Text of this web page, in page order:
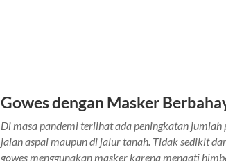
Gowes dengan Masker
Di masa pandemi terlihat ada peningkatan jumlah
jalan aspal maupun di jalur tanah. Tidak sedikit
gowes menggunakan masker karena menaati